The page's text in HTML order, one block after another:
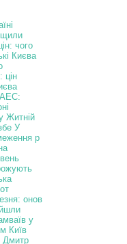
чого
Києва
цін
Житній
У
р
онов
у
Київ
Дмитр